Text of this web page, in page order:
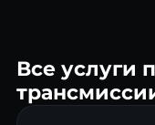
езде.
Все услуги